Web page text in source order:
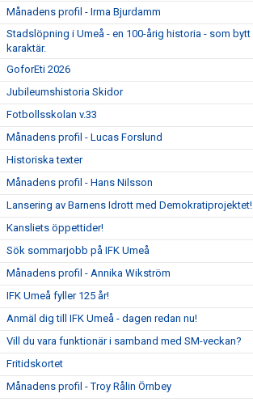
Månadens profil - Irma Bjurdamm
Stadslöpning i Umeå - en 100-årig historia - som bytt
karaktär.
GoforEti 2026
Jubileumshistoria Skidor
Fotbollsskolan v.33
Månadens profil - Lucas Forslund
Historiska texter
Månadens profil - Hans Nilsson
Lansering av Barnens Idrott med Demokratiprojektet!
Kansliets öppettider!
Sök sommarjobb på IFK Umeå
Månadens profil - Annika Wikström
IFK Umeå fyller 125 år!
Anmäl dig till IFK Umeå - dagen redan nu!
Vill du vara funktionär i samband med SM-veckan?
Fritidskortet
Månadens profil - Troy Rålin Örnbey